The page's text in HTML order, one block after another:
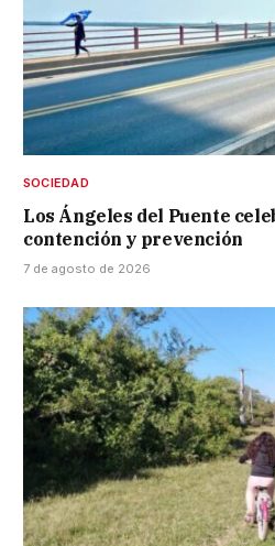
SOCIEDAD
Los Ángeles del Puente
contención y prevención
7 de agosto de 2026